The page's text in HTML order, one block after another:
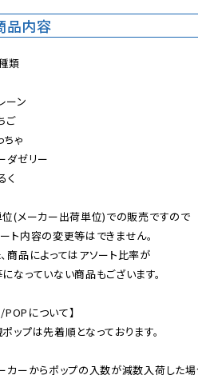
品内容
類
ーン
ご
ちゃ
ダゼリー
く
(メーカー出荷単位)での販売ですので
ト内容の変更等はできません。
商品によってはアソート比率が
なっていない商品もございます。
POPについて】
ップは先着順となっております。
ーカーからポップの入数が減数入荷した